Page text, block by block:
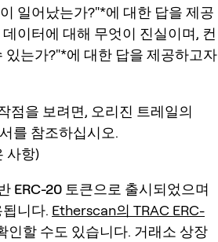
일어났는가?"*에 대한 답을 제공
이터에 대해 무엇이 진실이며, 컨
는가?"*에 대한 답을 제공하고자
점을 보려면, 오리진 트레일의
를 참조하십시오.
사항)
ERC-20 토큰으로 출시되었으며
니다. Etherscan의 TRAC ERC-
인할 수도 있습니다. 거래소 상장